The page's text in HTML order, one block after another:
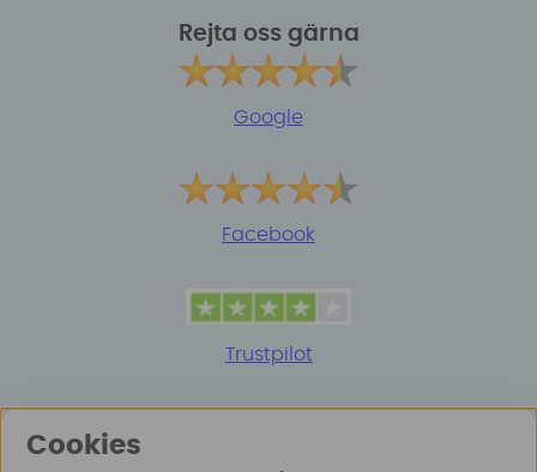
Rejta oss gärna
Google
Facebook
Trustpilot
Cookies